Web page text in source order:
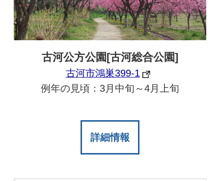
古河公方公園[古河総合公園]
古河市鴻巣399-1
例年の見頃：3月中旬～4月上旬
詳細情報